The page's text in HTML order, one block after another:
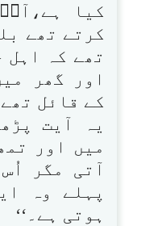
کیا
کرتے تھے
تھے کہ اہل
اور گھر
کے قائل
یہ آیت
میں اور
آتی مگر
پہلے وہ
ہوتی ہے۔‘‘